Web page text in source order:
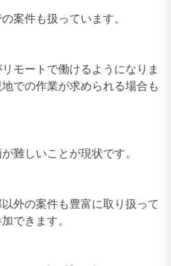
案件も扱っています。
モートで働けるようになりま
での作業が求められる場合も
難しいことが現状です。
外の案件も豊富に取り扱って
できます。